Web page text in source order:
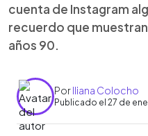
cuenta de Instagram
recuerdo que
años 90.
PorIliana Colocho
Publicado el 27 de